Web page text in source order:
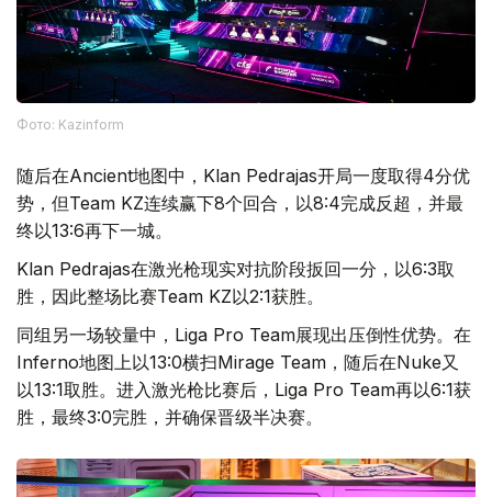
Фото: Kazinform
随后在Ancient地图中，Klan Pedrajas开局一度取得4分优
势，但Team KZ连续赢下8个回合，以8:4完成反超，并最
终以13:6再下一城。
Klan Pedrajas在激光枪现实对抗阶段扳回一分，以6:3取
胜，因此整场比赛Team KZ以2:1获胜。
同组另一场较量中，Liga Pro Team展现出压倒性优势。在
Inferno地图上以13:0横扫Mirage Team，随后在Nuke又
以13:1取胜。进入激光枪比赛后，Liga Pro Team再以6:1获
胜，最终3:0完胜，并确保晋级半决赛。